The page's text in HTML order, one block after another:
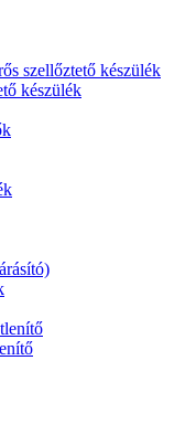
szellőztető készülék
készülék